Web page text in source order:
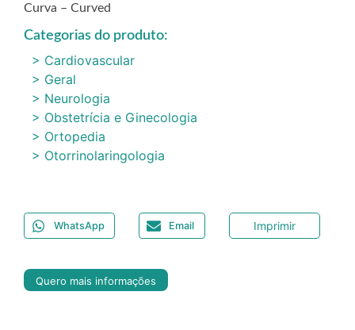
Curva – Curved
Categorias do produto:
> Cardiovascular
> Geral
> Neurologia
> Obstetrícia e Ginecologia
> Ortopedia
> Otorrinolaringologia
WhatsApp Email Imprimir
Quero mais informações